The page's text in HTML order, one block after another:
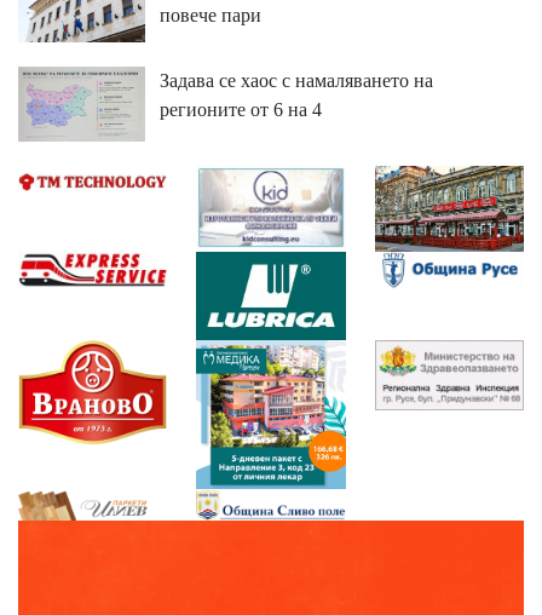
повече пари
Задава се хаос с намаляването на
регионите от 6 на 4